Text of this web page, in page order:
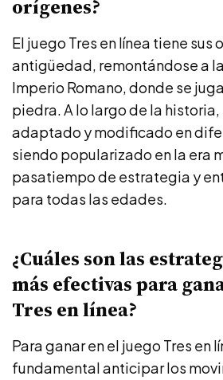
orígenes?
El juego Tres en línea tiene sus
antigüedad, remontándose a
Imperio Romano, donde se
piedra. A lo largo de la
adaptado y modificado en
siendo popularizado en la era
pasatiempo de estrategia y
para todas las edades.
¿Cuáles son las
más efectivas para
Tres en línea?
Para ganar en el juego Tres en
fundamental anticipar los